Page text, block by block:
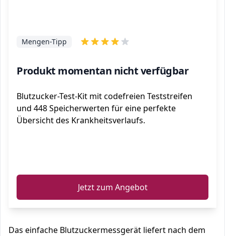
Produkt momentan nicht verfügbar
Mengen-Tipp
Blutzucker-Test-Kit mit codefreien Teststreifen
und 448 Speicherwerten für eine perfekte
Übersicht des Krankheitsverlaufs.
Jetzt zum Angebot
Das einfache Blutzuckermessgerät liefert nach dem